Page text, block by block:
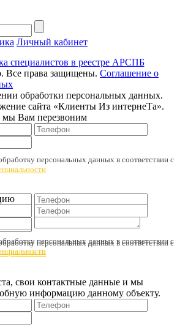
Личный кабинет
Все права защищены. Соглашение о
обработки персональных данных.
сайта «Клиенты Из интернеТа».
мы Вам перезвоним
персональных данных в соответствии с
персональных данных в соответствии с
персональных данных в соответствии с
свои контактные данные и мы
информацию данному объекту.